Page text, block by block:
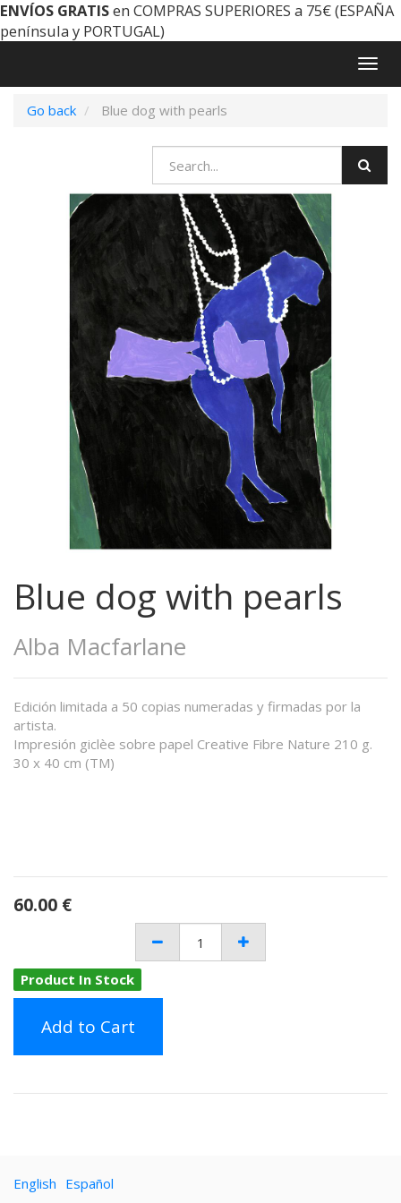
ENVÍOS GRATISen COMPRAS SUPERIORES a 75€ (ESPAÑA
península y PORTUGAL)
Go back
Blue dog with pearls
Blue dog with pearls
Alba Macfarlane
Edición limitada a 50 copias numeradas y firmadas por la
artista.
Impresión giclèe sobre papel Creative Fibre Nature 210 g.
30 x 40 cm (TM)
60.00 €
Product In Stock
Add to Cart
English Español